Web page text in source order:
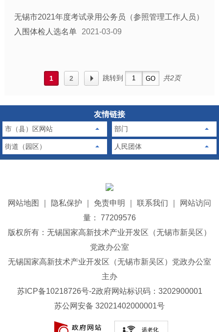
无锡市2021年度考试录用公务员（参照管理工作人员）
入围体检人选名单
2021-03-09
1 2 跳转到 共2页
友情链接
市（县）区网站 部门
街道（园区） 人民团体
网站地图 隐私保护 免责申明 联系我们
网站访问
量： 77209576
版权所有：无锡国家高新技术产业开发区（无锡市新吴区）
党政办公室
无锡国家高新技术产业开发区（无锡市新吴区）党政办公室
主办
苏ICP备10218726号-2政府网站标识码：3202900001
苏公网安备 32021402000001号